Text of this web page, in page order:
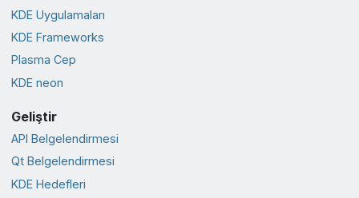
KDE Uygulamaları
KDE Frameworks
Plasma Cep
KDE neon
Geliştir
API Belgelendirmesi
Qt Belgelendirmesi
KDE Hedefleri